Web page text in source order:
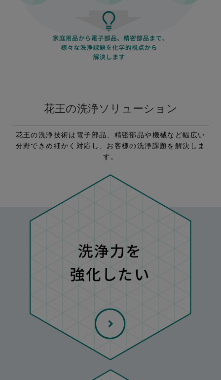
花王の洗浄ソリューション
花王の洗浄技術は電子部品、精密部品や機械など幅広い
分野できめ細かく対応し、お客様の洗浄課題を解決しま
す。